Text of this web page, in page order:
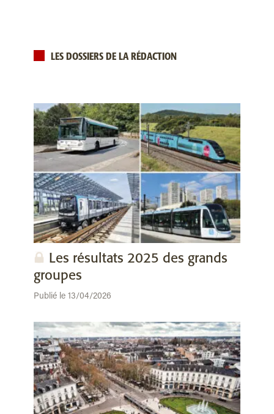
LES DOSSIERS DE LA RÉDACTION
Les résultats 2025 des grands
groupes
Publié le 13/04/2026